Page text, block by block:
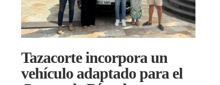
Tazacorte incorpora un
vehículo adaptado para el